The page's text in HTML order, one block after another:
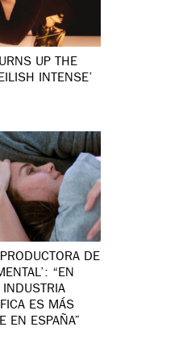
UP THE
INTENSE’
DE
“EN
INDUSTRIA
ES MÁS
EN ESPAÑA”